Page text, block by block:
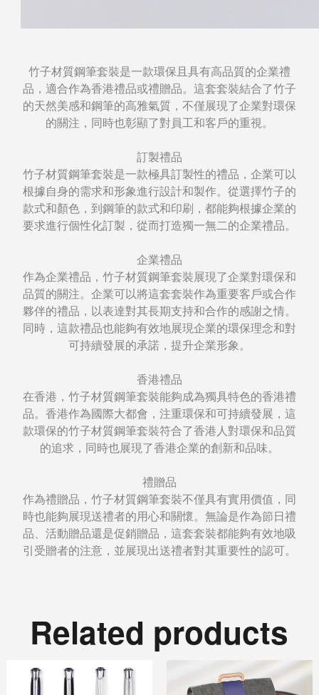
竹子材質鋼筆套裝是一款環保且具有高品質的企業禮
品，適合作為香港禮品或禮贈品。這套套裝結合了竹子
的天然美感和鋼筆的高雅氣質，不僅展現了企業對環保
的關注，同時也彰顯了對員工和客戶的重視。
訂製禮品
竹子材質鋼筆套裝是一款極具訂製性的禮品，企業可以
根據自身的需求和形象進行設計和製作。從選擇竹子的
款式和顏色，到鋼筆的款式和印刷，都能夠根據企業的
要求進行個性化訂製，從而打造獨一無二的企業禮品。
企業禮品
作為企業禮品，竹子材質鋼筆套裝展現了企業對環保和
品質的關注。企業可以將這套套裝作為重要客戶或合作
夥伴的禮品，以表達對其長期支持和合作的感謝之情。
同時，這款禮品也能夠有效地展現企業的環保理念和對
可持續發展的承諾，提升企業形象。
香港禮品
在香港，竹子材質鋼筆套裝能夠成為獨具特色的香港禮
品。香港作為國際大都會，注重環保和可持續發展，這
款環保的竹子材質鋼筆套裝符合了香港人對環保和品質
的追求，同時也展現了香港企業的創新和品味。
禮贈品
作為禮贈品，竹子材質鋼筆套裝不僅具有實用價值，同
時也能夠展現送禮者的用心和關懷。無論是作為節日禮
品、活動贈品還是促銷贈品，這套套裝都能夠有效地吸
引受贈者的注意，並展現出送禮者對其重要性的認可。
Related products